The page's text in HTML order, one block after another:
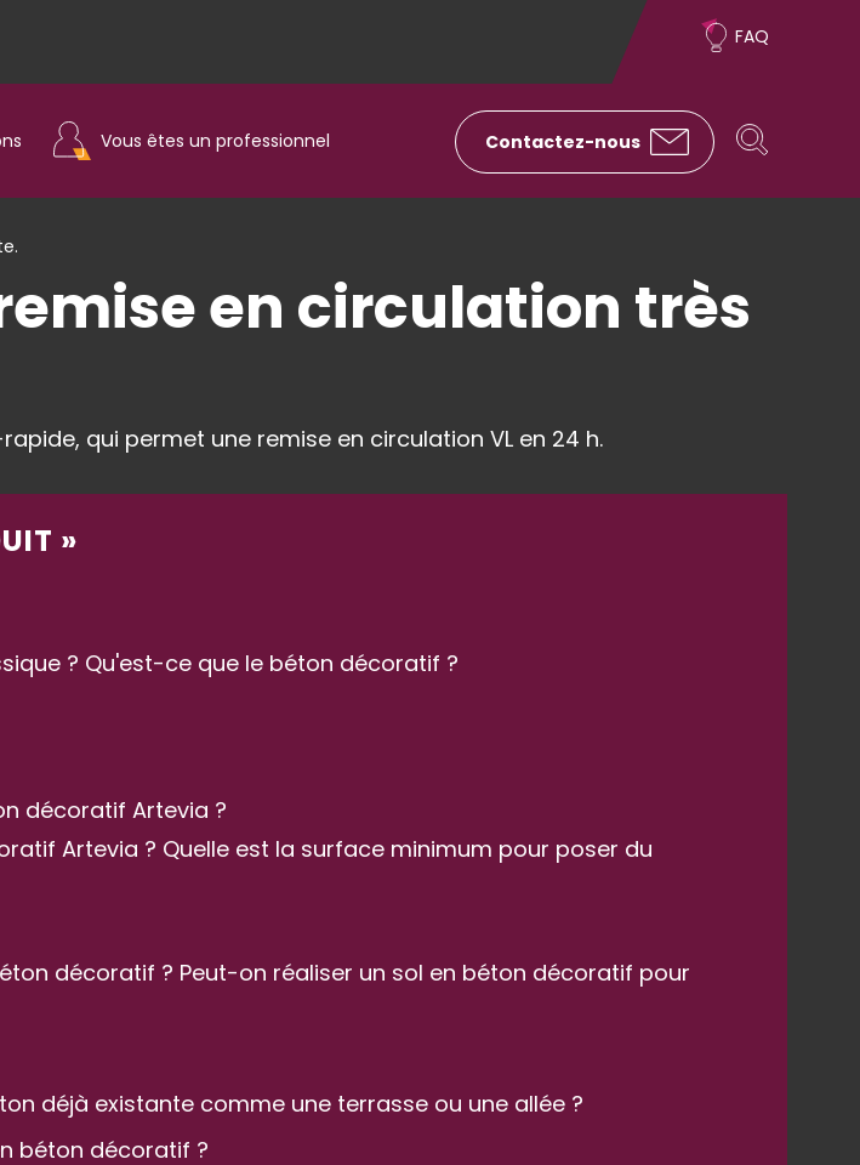
FAQ
Vous êtes un professionnel Contactez-nous
Rechercher
Rechercher
en circulation très
qui permet une remise en circulation VL en 24 h.
»
? Qu'est-ce que le béton décoratif ?
décoratif Artevia ?
Artevia ? Quelle est la surface minimum pour poser du
décoratif ? Peut-on réaliser un sol en béton décoratif pour
déjà existante comme une terrasse ou une allée ?
béton décoratif ?